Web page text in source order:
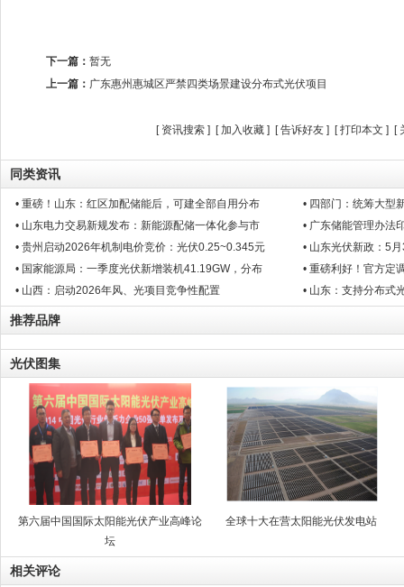
下一篇： 暂无
上一篇： 广东惠州惠城区严禁四类场景建设分布式光伏项目
[ 资讯搜索 ] [加入收藏 ] [告诉好友 ] [打印本文 ] [
同类资讯
• 重磅！山东：红区加配储能后，可建全部自用分布
• 四部门：统筹大型
• 山东电力交易新规发布：新能源配储一体化参与市
• 广东储能管理办法
• 贵州启动2026年机制电价竞价：光伏0.25~0.345元
• 山东光伏新政：5
• 国家能源局：一季度光伏新增装机41.19GW，分布
• 重磅利好！官方定
• 山西：启动2026年风、光项目竞争性配置
• 山东：支持分布式
推荐品牌
光伏图集
第六届中国国际太阳能光伏产业高峰论
坛
全球十大在营太阳能光伏发电站
相关评论